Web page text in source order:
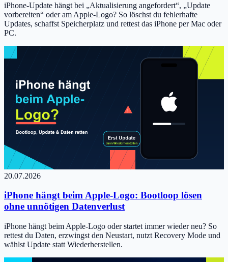
iPhone-Update hängt bei „Aktualisierung angefordert“, „Update
vorbereiten“ oder am Apple-Logo? So löschst du fehlerhafte
Updates, schaffst Speicherplatz und rettest das iPhone per Mac oder
PC.
20.07.2026
iPhone hängt beim Apple-Logo: Bootloop lösen
ohne unnötigen Datenverlust
iPhone hängt beim Apple-Logo oder startet immer wieder neu? So
rettest du Daten, erzwingst den Neustart, nutzt Recovery Mode und
wählst Update statt Wiederherstellen.